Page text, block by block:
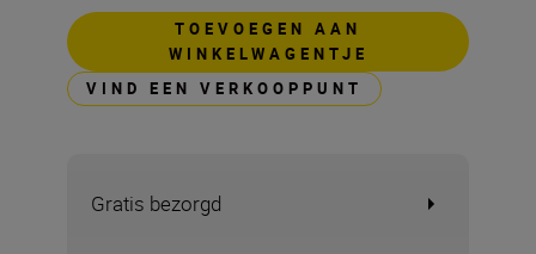
TOEVOEGEN AAN
WINKELWAGENTJE
VIND EEN VERKOOPPUNT
Gratis bezorgd